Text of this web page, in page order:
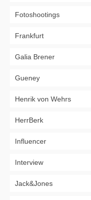
Fotoshootings
Frankfurt
Galia Brener
Gueney
Henrik von Wehrs
HerrBerk
Influencer
Interview
Jack&Jones